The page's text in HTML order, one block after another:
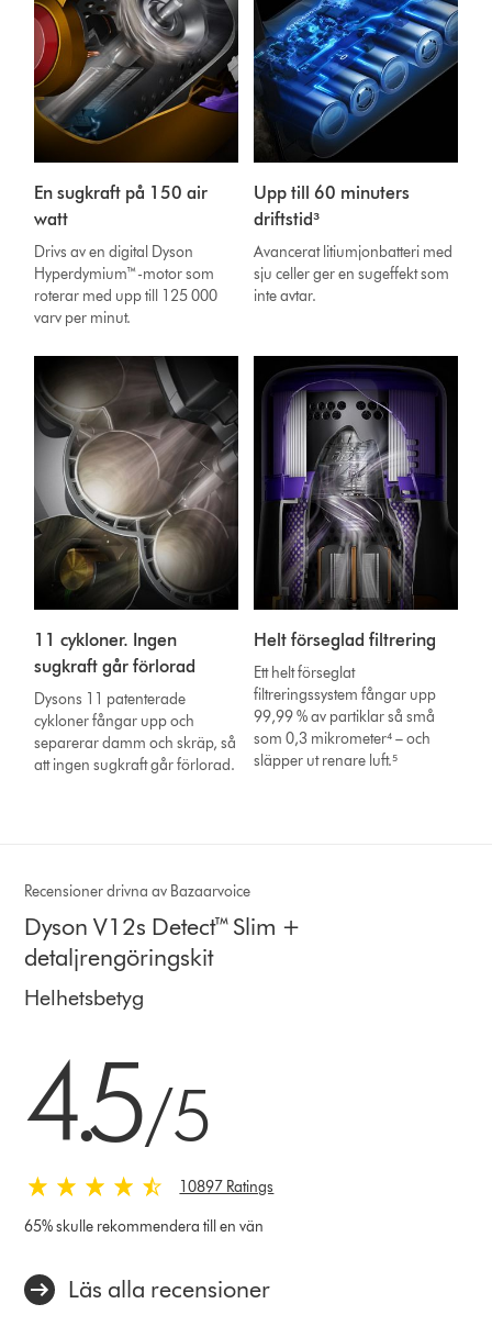
En sugkraft på 150 air
watt
Drivs av en digital Dyson
Hyperdymium™-motor som
roterar med upp till 125 000
varv per minut.
Upp till 60 minuters
driftstid³
Avancerat litiumjonbatteri med
sju celler ger en sugeffekt som
inte avtar.
11 cykloner. Ingen
sugkraft går förlorad
Dysons 11 patenterade
cykloner fångar upp och
separerar damm och skräp, så
att ingen sugkraft går förlorad.
Helt förseglad filtrering
Ett helt förseglat
filtreringssystem fångar upp
99,99 % av partiklar så små
som 0,3 mikrometer⁴ – och
släpper ut renare luft.⁵
Recensioner drivna av Bazaarvoice
Dyson V12s Detect™ Slim +
detaljrengöringskit
Helhetsbetyg
4.5/5
10897 Ratings
65% skulle rekommendera till en vän
Läs alla recensioner